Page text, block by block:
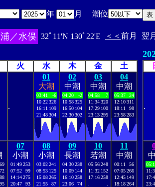
年 月 潮位
／水俣 32ﾟ11'N 130ﾟ22'E ＜＜ 前月 翌
火 水 木 金 土
.
01
大潮
03:41
-6
10:22326
16:11 109
21:48304
02
中潮
04:20
-2
10:58325
16:50 104
22:30302
03
中潮
04:58
7
11:34320
17:29 100
23:13295
04
中潮
05:37
24
12:10311
18:11
98
23:58283
72
95
07
小潮
01:49253
07:52
99
14:14275
20:47
93
08
小潮
03:02241
08:53 125
15:08265
21:55
87
09
長潮
04:30238
10:09 144
16:10258
23:06
74
10
若潮
05:56248
11:32 152
17:16258
11
中潮
00:11
56
07:05266
12:45 149
18:18264
.